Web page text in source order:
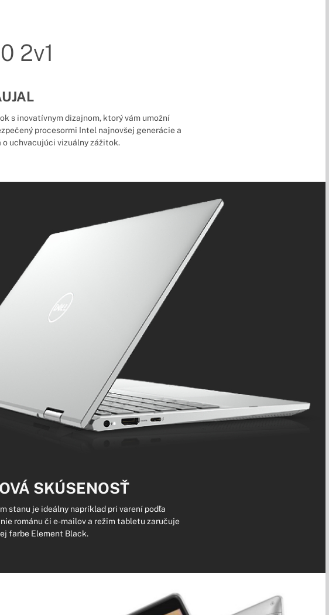
2v1
s inovatívnym dizajnom, ktorý vám umožní
procesormi Intel najnovšej generácie a
uchvacujúci vizuálny zážitok.
SKÚSENOSŤ
stanu je ideálny napríklad pri varení podľa
románu či e-mailov a režim tabletu zaručuje
farbe Element Black.